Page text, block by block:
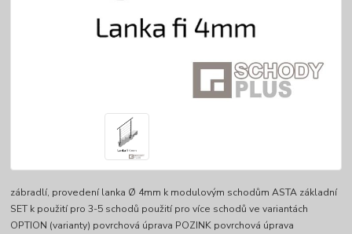
zábradlí, provedení lanka Ø 4mm k modulovým schodům ASTA základní
SET k použití pro 3-5 schodů použití pro více schodů ve variantách
OPTION (varianty) povrchová úprava POZINK povrchová úprava